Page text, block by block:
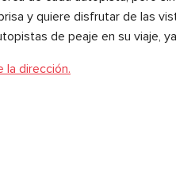
y quiere disfrutar de las
de peaje en su
la dirección.